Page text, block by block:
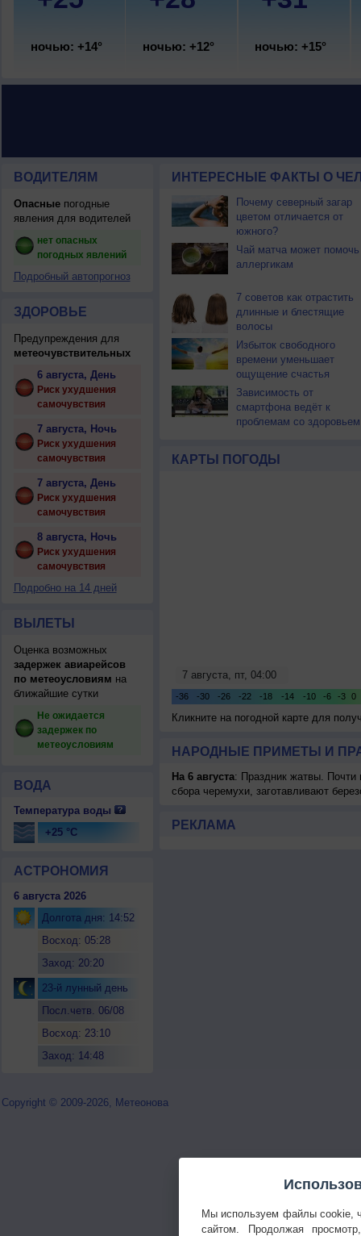
ночью: +14° ночью: +12° ночью: +15°
ВОДИТЕЛЯМ
Опасныепогодные
явления для водителей
нет опасных
погодных явлений
Подробный автопрогноз
ЗДОРОВЬЕ
Предупреждения для
метеочувствительных
6 августа, День
Риск ухудшения
самочувствия
7 августа, Ночь
Риск ухудшения
самочувствия
7 августа, День
Риск ухудшения
самочувствия
8 августа, Ночь
Риск ухудшения
самочувствия
Подробно на 14 дней
ВЫЛЕТЫ
Оценка возможных
задержек авиарейсов
по метеоусловиям на
ближайшие сутки
Не ожидается
задержек по
метеоусловиям
ВОДА
Температура воды
+25 °C
АСТРОНОМИЯ
6 августа 2026
Долгота дня: 14:52
Восход: 05:28
Заход: 20:20
23-й лунный день
Посл.четв. 06/08
Восход: 23:10
Заход: 14:48
ИНТЕРЕСНЫЕ ФАКТЫ О
Почему северный загар
цветом отличается от
южного?
Чай матча может помочь
аллергикам
7 советов как отрастить
длинные и блестящие
волосы
Избыток свободного
времени уменьшает
ощущение счастья
Зависимость от
смартфона ведёт к
проблемам со здоровьем
КАРТЫ ПОГОДЫ
Кликните на погодной карте для
НАРОДНЫЕ ПРИМЕТЫ И
На 6 августа: Праздник жатвы. Почти
сбора черемухи, заготавливают
РЕКЛАМА
Copyright © 2009-2026, Метеонова
Мы используем файлы cookie,
сайтом. Продолжая